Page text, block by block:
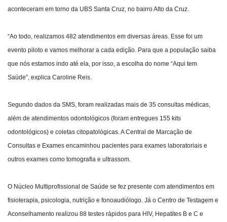
aconteceram em torno da UBS Santa Cruz, no bairro Alto da Cruz.
“Ao todo, realizamos 482 atendimentos em diversas áreas. Esse foi um
evento piloto e vamos melhorar a cada edição. Para que a população saiba
que nós estamos indo até ela, por isso, a escolha do nome “Aqui tem
Saúde”, explica Caroline Reis.
Segundo dados da SMS, foram realizadas mais de 35 consultas médicas,
além de atendimentos odontológicos (foram entregues 155 kits
odontológicos) e coletas citopatológicas. A Central de Marcação de
Consultas e Exames encaminhou pacientes para exames laboratoriais e
outros exames como tomografia e ultrassom.
O Núcleo Multiprofissional de Saúde se fez presente com atendimentos em
fisioterapia, psicologia, nutrição e fonoaudiólogo. Já o Centro de Testagem e
Aconselhamento realizou 88 testes rápidos para HIV, Hepatites B e C e